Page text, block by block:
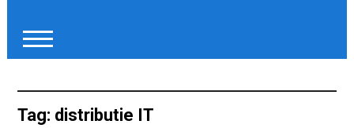
Tag: distributie IT